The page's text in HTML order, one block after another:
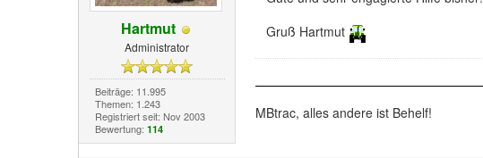
Hartmut
Administrator
Beiträge: 11.995
Themen: 1.243
Registriert seit: Nov 2003
Bewertung: 114
Gruß Hartmut
MBtrac, alles andere ist Behelf!